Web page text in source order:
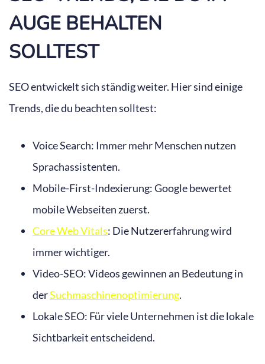
AUGE BEHALTEN
SOLLTEST
SEO entwickelt sich ständig weiter. Hier sind einige
Trends, die du beachten solltest:
Voice Search: Immer mehr Menschen nutzen
Sprachassistenten.
Mobile-First-Indexierung: Google bewertet
mobile Webseiten zuerst.
Core Web Vitals: Die Nutzererfahrung wird
immer wichtiger.
Video-SEO: Videos gewinnen an Bedeutung in
derSuchmaschinenoptimierung.
Lokale SEO: Für viele Unternehmen ist die lokale
Sichtbarkeit entscheidend.